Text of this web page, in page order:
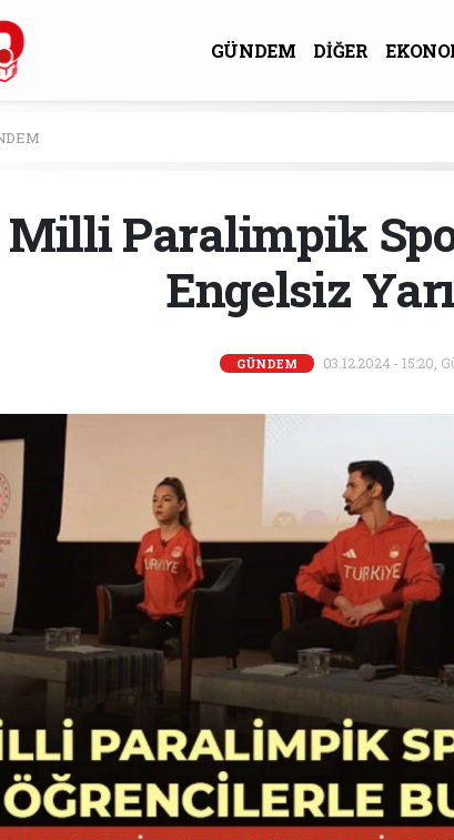
GÜNDEM DİĞER
Milli Paralimpik
Engelsiz
GÜNDEM 03.12.2024 - 15:20,